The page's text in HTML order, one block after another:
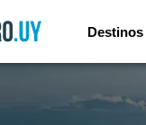
Destinos